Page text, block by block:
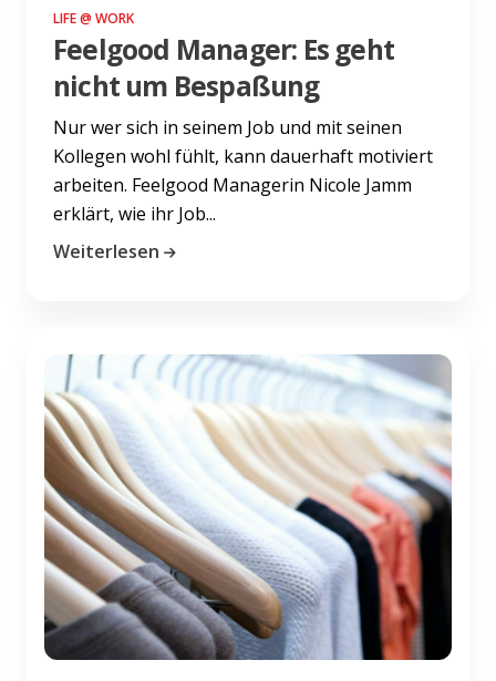
LIFE @ WORK
Feelgood Manager: Es geht
nicht um Bespaßung
Nur wer sich in seinem Job und mit seinen
Kollegen wohl fühlt, kann dauerhaft motiviert
arbeiten. Feelgood Managerin Nicole Jamm
erklärt, wie ihr Job...
Weiterlesen